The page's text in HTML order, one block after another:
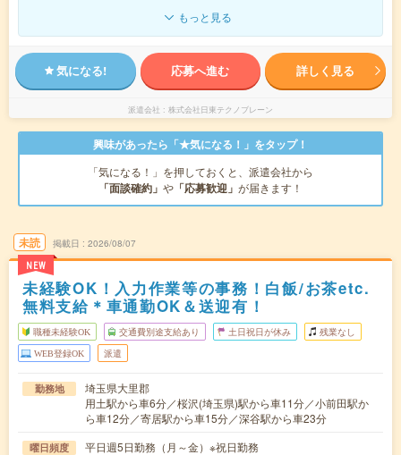
もっと見る
気になる! 応募へ進む 詳しく見る
派遣会社 株式会社日東テクノブレーン
興味があったら「★気になる！」をタップ！
「気になる！」を押しておくと、派遣会社から
「面談確約」 や 「応募歓迎」 が届きます！
未読
NEW
掲載日 2026/08/07
未経験OK！入力作業等の事務！白飯/お茶etc.
無料支給＊車通勤OK＆送迎有！
職種未経験OK 交通費別途支給あり 土日祝日が休み 残業なし
WEB登録OK 派遣
勤務地
埼玉県大里郡
用土駅から車6分／桜沢(埼玉県)駅から車11分／小前田駅か
ら車12分／寄居駅から車15分／深谷駅から車23分
曜日頻度 平日週5日勤務（月～金）※祝日勤務